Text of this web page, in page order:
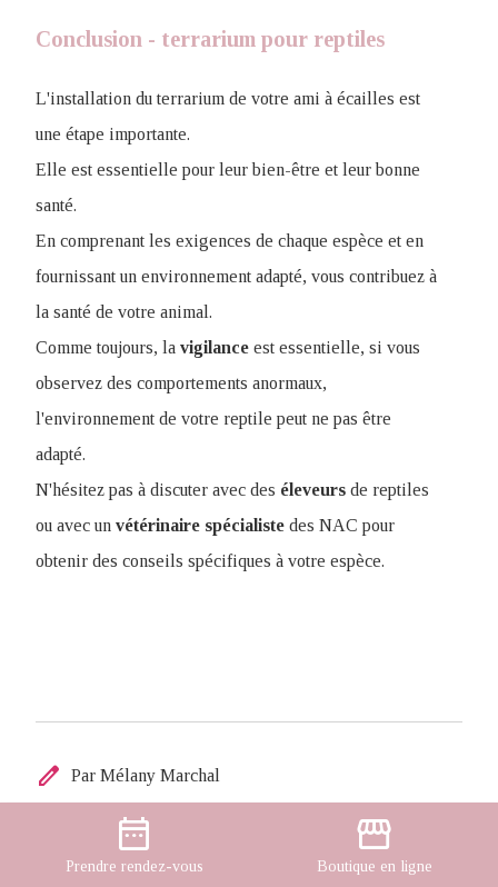
Conclusion - terrarium pour reptiles
L'installation du terrarium de votre ami à écailles est
une étape importante.
Elle est essentielle pour leur bien-être et leur bonne
santé.
En comprenant les exigences de chaque espèce et en
fournissant un environnement adapté, vous contribuez à
la santé de votre animal.
Comme toujours, la vigilance est essentielle, si vous
observez des comportements anormaux,
l'environnement de votre reptile peut ne pas être
adapté.
N'hésitez pas à discuter avec des éleveurs de reptiles
ou avec un vétérinaire spécialiste des NAC pour
obtenir des conseils spécifiques à votre espèce.
edit Par Mélany Marchal
Partager cet article
date_range
Prendre rendez-vous
storefront
Boutique en ligne